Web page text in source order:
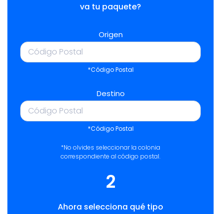
va tu paquete?
Origen
*Código Postal
Destino
*Código Postal
*No olvides seleccionar la colonia
correspondiente al código postal.
2
Ahora selecciona qué tipo